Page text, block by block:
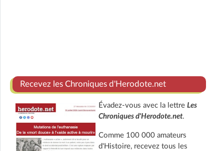
Recevez les Chroniques d'Herodote.net
Évadez-vous avec la lettre Les
Chroniques d'Herodote.net.
Comme 100 000 amateurs
d'Histoire, recevez tous les